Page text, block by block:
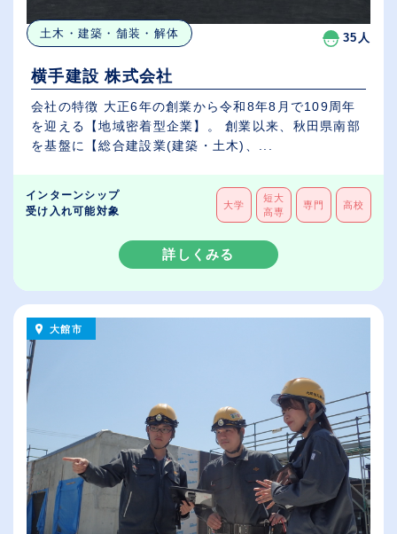
土木・建築・舗装・解体 35人
横手建設 株式会社
会社の特徴 大正6年の創業から令和8年8月で109周年
を迎える【地域密着型企業】。 創業以来、秋田県南部
を基盤に【総合建設業(建築・土木)、...
インターンシップ
受け入れ可能対象
大学
短大
高専
専門 高校
詳しくみる
大館市